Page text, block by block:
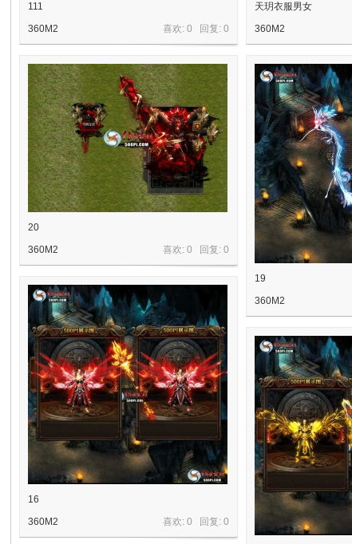
111
喜欢: 0 回复:0
360M2
天玥衣服男女
360M2
20
喜欢: 0 回复:0
360M2
19
360M2
16
喜欢: 0 回复:0
360M2